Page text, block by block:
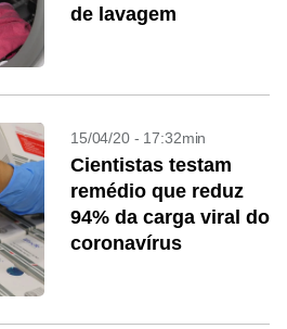
de lavagem
15/04/20 - 17:32min
Cientistas testam
remédio que reduz
94% da carga viral do
coronavírus